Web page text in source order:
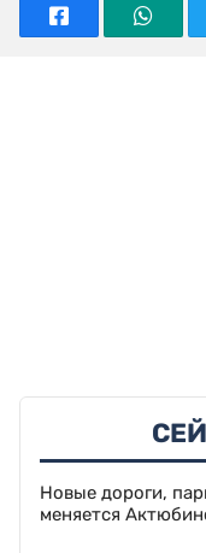
Новые дороги,
меняется